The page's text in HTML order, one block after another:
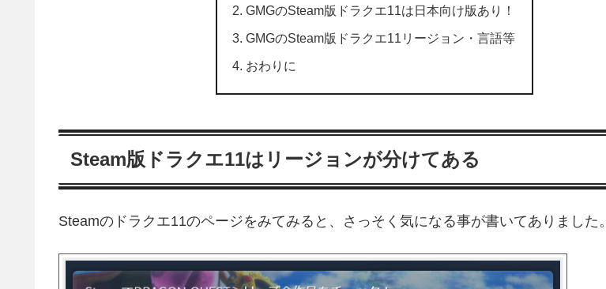
GMGのSteam版ドラクエ11は日本向け版あり！
GMGのSteam版ドラクエ11リージョン・言語等
おわりに
Steam版ドラクエ11はリージョンが分けてある
Steamのドラクエ11のページをみてみると、さっそく気になる事が書いてありました。